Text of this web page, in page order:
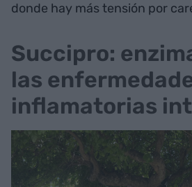
donde hay más tensión por
Succipro:
las
inflamatorias